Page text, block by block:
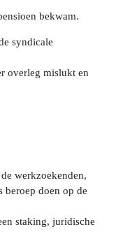
bekwam.
syndicale
overleg mislukt en
werkzoekenden,
doen op de
staking, juridische